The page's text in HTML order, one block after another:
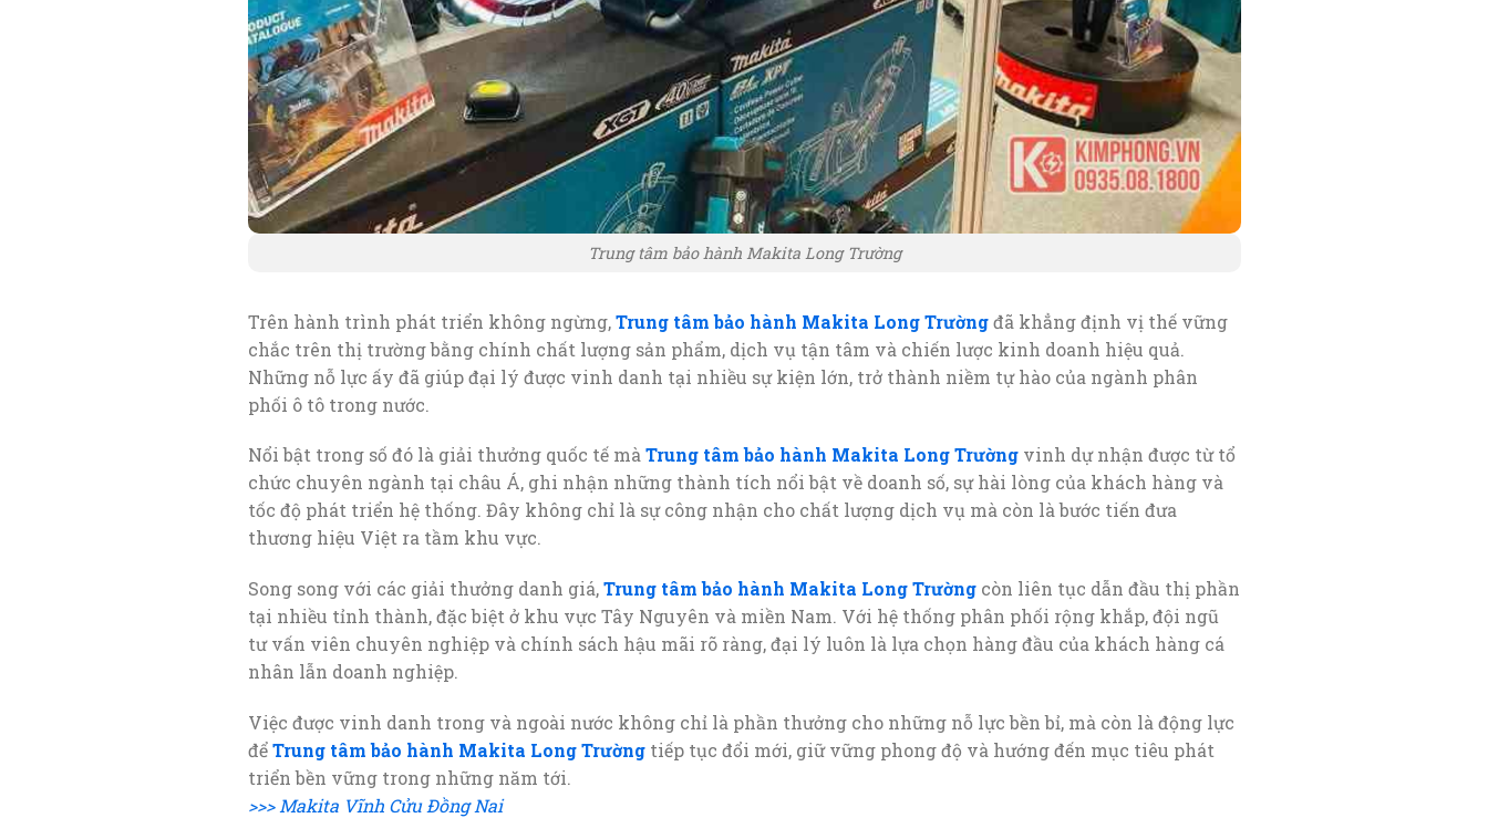
Trung tâm bảo hành Makita Long Trường
Trên hành trình phát triển không ngừng,Trung tâm bảo hành Makita Long Trườngđã khẳng định vị thế vững
chắc trên thị trường bằng chính chất lượng sản phẩm, dịch vụ tận tâm và chiến lược kinh doanh hiệu quả.
Những nỗ lực ấy đã giúp đại lý được vinh danh tại nhiều sự kiện lớn, trở thành niềm tự hào của ngành phân
phối ô tô trong nước.
Nổi bật trong số đó là giải thưởng quốc tế màTrung tâm bảo hành Makita Long Trường vinh dự nhận được từ tổ
chức chuyên ngành tại châu Á, ghi nhận những thành tích nổi bật về doanh số, sự hài lòng của khách hàng và
tốc độ phát triển hệ thống. Đây không chỉ là sự công nhận cho chất lượng dịch vụ mà còn là bước tiến đưa
thương hiệu Việt ra tầm khu vực.
Song song với các giải thưởng danh giá,Trung tâm bảo hành Makita Long Trường còn liên tục dẫn đầu thị phần
tại nhiều tỉnh thành, đặc biệt ở khu vực Tây Nguyên và miền Nam. Với hệ thống phân phối rộng khắp, đội ngũ
tư vấn viên chuyên nghiệp và chính sách hậu mãi rõ ràng, đại lý luôn là lựa chọn hàng đầu của khách hàng cá
nhân lẫn doanh nghiệp.
Việc được vinh danh trong và ngoài nước không chỉ là phần thưởng cho những nỗ lực bền bỉ, mà còn là động lực
đểTrung tâm bảo hành Makita Long Trường tiếp tục đổi mới, giữ vững phong độ và hướng đến mục tiêu phát
triển bền vững trong những năm tới.
>>> Makita Vĩnh Cửu Đồng Nai